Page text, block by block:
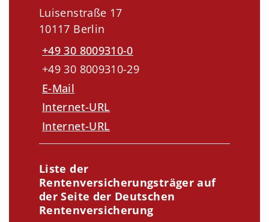
Luisenstraße 17
10117 Berlin
+49 30 8009310-0
+49 30 8009310-29
E-Mail
Internet-URL
Internet-URL
Liste der
Rentenversicherungsträger auf
der Seite der Deutschen
Rentenversicherung